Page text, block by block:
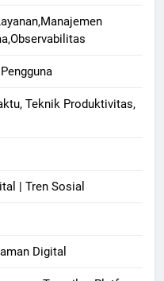
Teknik Produktivitas,
| Tren Sosial
Digital